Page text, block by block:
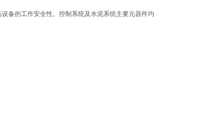
备的工作安全性。控制系统及水泥系统主要元器件均